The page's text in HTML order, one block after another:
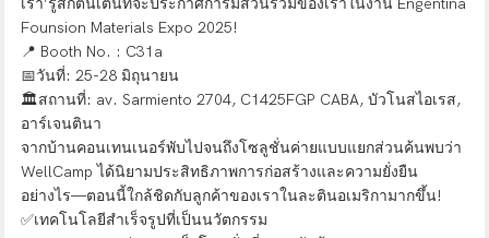
เรา’รู้สึกตื่นเต้นที่จะประกาศการมีส่วนร่วมของเราในงาน Engentina
Founsion Materials Expo 2025!
📍 Booth No. : C31a
📅วันที่: 25-28 มิถุนายน
🏛สถานที่: av. Sarmiento 2704, C1425FGP CABA, บัวโนสไอเรส,
อาร์เจนตินา
จากบ้านคอนเทนเนอร์พับไปจนถึงโซลูชั่นค่ายแบบแยกส่วนค้นพบว่า
WellCamp ได้นิยามประสิทธิภาพการก่อสร้างและความยั่งยืน
อย่างไร—ตอนนี้ใกล้ชิดกับลูกค้าของเราในละตินอเมริกามากขึ้น!
✅เทคโนโลยีสำเร็จรูปที่เป็นนวัตกรรม